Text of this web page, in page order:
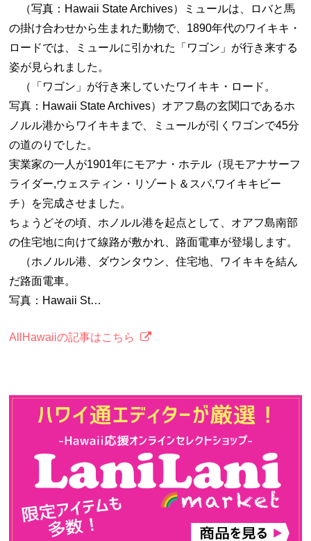
（写真：Hawaii State Archives）ミュールは、ロバと馬
の掛け合わせから生まれた動物で、1890年代のワイキキ・
ロードでは、ミュールに引かれた「ワゴン」が行き来する
姿が見られました。
（「ワゴン」が行き来していたワイキキ・ロード。
写真：Hawaii State Archives）オアフ島の玄関口であるホ
ノルル港からワイキキまで、ミュールが引くワゴンで45分
の道のりでした。
実業家の一人が1901年にモアナ・ホテル（現モアナサーフ
ライダー,ウェスティン・リゾート＆スパ,ワイキキビー
チ）を完成させました。
ちょうどその頃、ホノルル港を起点として、オアフ島南部
の住宅地に向けて線路が敷かれ、路面電車が登場します。
（ホノルル港、ダウンタウン、住宅地、ワイキキを結ん
だ路面電車。
写真：Hawaii St…
AllHawaiiの記事はこちら